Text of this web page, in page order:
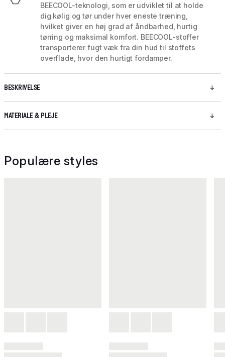
BEECOOL-teknologi, som er udviklet til at holde
dig kølig og tør under hver eneste træning,
hvilket giver en høj grad af åndbarhed, hurtig
tørring og maksimal komfort. BEECOOL-stoffer
transporterer fugt væk fra din hud til stoffets
overflade, hvor den hurtigt fordamper.
BESKRIVELSE
MATERIALE & PLEJE
Populære styles